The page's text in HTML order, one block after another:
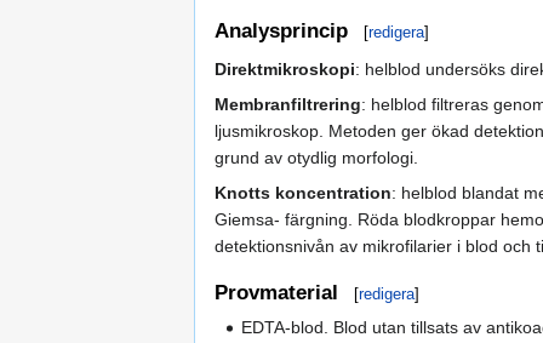
Analysprincip [redigera]
Direktmikroskopi: helblod undersöks
Membranfiltrering: helblod filtreras
ljusmikroskop. Metoden ger ökad
grund av otydlig morfologi.
Knotts koncentration: helblod blandat
Giemsa- färgning. Röda blodkroppar
detektionsnivån av mikrofilarier i blod och
Provmaterial [redigera]
EDTA-blod. Blod utan tillsats av